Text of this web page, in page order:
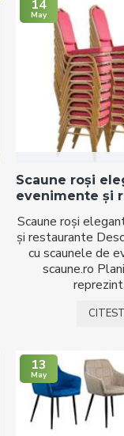
14
May
Scaune roși
evenimente și
Scaune roși
și restaurante
cu scaunele de
scaune.ro
13
May